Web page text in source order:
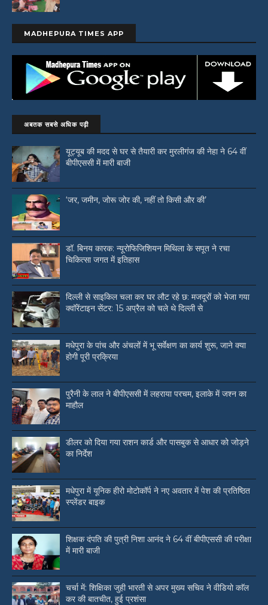
MADHEPURA TIMES APP
अबतक सबसे अधिक पढ़ी
यूट्यूब की मदद से घर से तैयारी कर मुरलीगंज की नेहा ने 64 वीं
बीपीएससी में मारी बाजी
‘जर, जमीन, जोरू जोर की, नहीं तो किसी और की’
डॉ. बिनय कारक: न्यूरोफिजिशियन मिथिला के सपूत ने रचा
चिकित्सा जगत में इतिहास
दिल्ली से साइकिल चला कर घर लौट रहे छ: मजदूरों को भेजा गया
क्वॉरेंटाइन सेंटर: 15 अप्रैल को चले थे दिल्ली से
मधेपुरा के पांच और अंचलों में भू सर्वेक्षण का कार्य शुरू, जाने क्या
होगी पूरी प्रक्रिया
पुरैनी के लाल ने बीपीएससी में लहराया परचम, इलाके में जश्न का
माहौल
डीलर को दिया गया राशन कार्ड और पासबुक से आधार को जोड़ने
का निर्देश
मधेपुरा में यूनिक हीरो मोटोकॉर्प ने नए अवतार में पेश की प्रतिष्ठित
स्प्लेंडर बाइक
शिक्षक दंपति की पुत्री निशा आनंद ने 64 वीं बीपीएससी की परीक्षा
में मारी बाजी
चर्चा में: शिक्षिका जुही भारती से अपर मुख्य सचिव ने वीडियो काॅल
कर की बातचीत, हुई प्रशंसा